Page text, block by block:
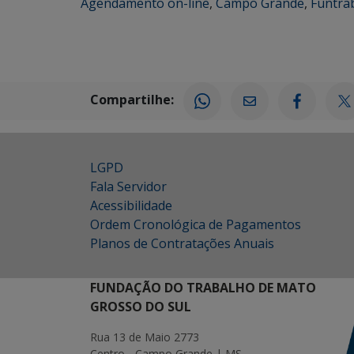
Compartilhe:
LGPD
Fala Servidor
Acessibilidade
Ordem Cronológica de Pagamentos
Planos de Contratações Anuais
FUNDAÇÃO DO TRABALHO DE MATO
GROSSO DO SUL
Rua 13 de Maio 2773